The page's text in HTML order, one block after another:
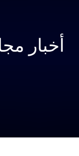
أخبار